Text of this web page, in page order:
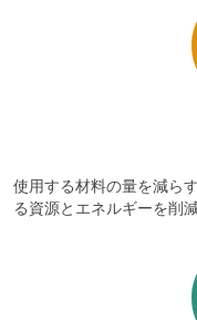
使用する材料の量を減ら
る資源とエネルギーを削